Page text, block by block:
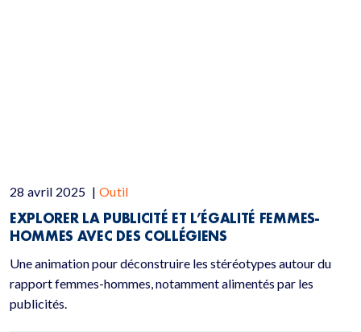
28 avril 2025 | Outil
EXPLORER LA PUBLICITÉ ET L’ÉGALITÉ FEMMES-
HOMMES AVEC DES COLLÉGIENS
Une animation pour déconstruire les stéréotypes autour du
rapport femmes-hommes, notamment alimentés par les
publicités.